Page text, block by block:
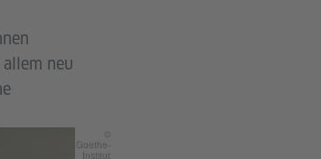
neu
Goethe-
Institut